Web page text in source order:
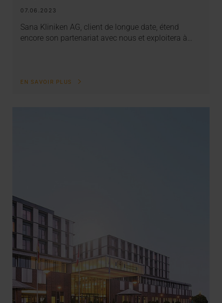
07.06.2023
Sana Kliniken AG, client de longue date, étend
encore son partenariat avec nous et exploitera à…
EN SAVOIR PLUS